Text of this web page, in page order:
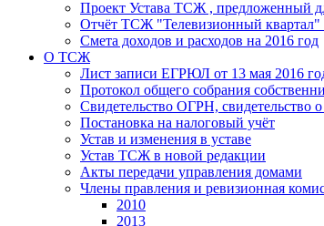
Проект Устава ТСЖ , предложенный
Отчёт ТСЖ "Телевизионный квартал"
Смета доходов и расходов на 2016 год
О ТСЖ
Лист записи ЕГРЮЛ от 13 мая 2016
Протокол общего собрания
Свидетельство ОГРН, свидетельство
Постановка на налоговый учёт
Устав и изменения в уставе
Устав ТСЖ в новой редакции
Акты передачи управления домами
Члены правления и ревизионная
2010
2013